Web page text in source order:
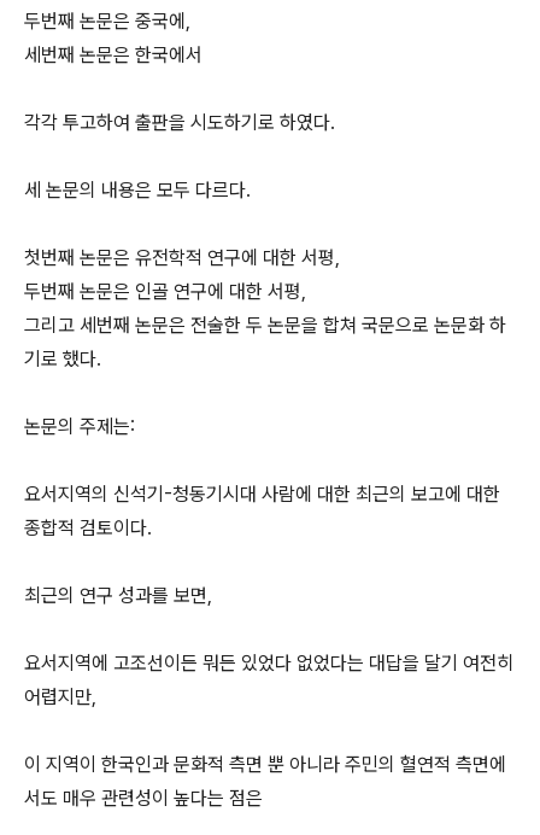
두번째 논문은 중국에,
세번째 논문은 한국에서
각각 투고하여 출판을 시도하기로 하였다.
세 논문의 내용은 모두 다르다.
첫번째 논문은 유전학적 연구에 대한 서평,
두번째 논문은 인골 연구에 대한 서평,
그리고 세번째 논문은 전술한 두 논문을 합쳐 국문으로 논문화 하
기로 했다.
논문의 주제는:
요서지역의 신석기-청동기시대 사람에 대한 최근의 보고에 대한
종합적 검토이다.
최근의 연구 성과를 보면,
요서지역에 고조선이든 뭐든 있었다 없었다는 대답을 달기 여전히
어렵지만,
이 지역이 한국인과 문화적 측면 뿐 아니라 주민의 혈연적 측면에
서도 매우 관련성이 높다는 점은